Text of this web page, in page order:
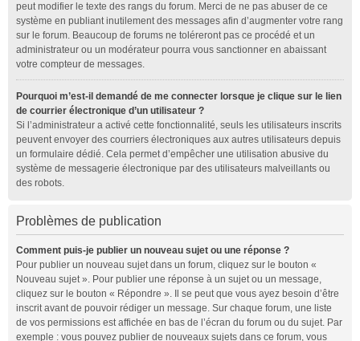
peut modifier le texte des rangs du forum. Merci de ne pas abuser de ce
système en publiant inutilement des messages afin d’augmenter votre rang
sur le forum. Beaucoup de forums ne toléreront pas ce procédé et un
administrateur ou un modérateur pourra vous sanctionner en abaissant
votre compteur de messages.
Pourquoi m’est-il demandé de me connecter lorsque je clique sur le lien
de courrier électronique d’un utilisateur ?
Si l’administrateur a activé cette fonctionnalité, seuls les utilisateurs inscrits
peuvent envoyer des courriers électroniques aux autres utilisateurs depuis
un formulaire dédié. Cela permet d’empêcher une utilisation abusive du
système de messagerie électronique par des utilisateurs malveillants ou
des robots.
Problèmes de publication
Comment puis-je publier un nouveau sujet ou une réponse ?
Pour publier un nouveau sujet dans un forum, cliquez sur le bouton «
Nouveau sujet ». Pour publier une réponse à un sujet ou un message,
cliquez sur le bouton « Répondre ». Il se peut que vous ayez besoin d’être
inscrit avant de pouvoir rédiger un message. Sur chaque forum, une liste
de vos permissions est affichée en bas de l’écran du forum ou du sujet. Par
exemple : vous pouvez publier de nouveaux sujets dans ce forum, vous